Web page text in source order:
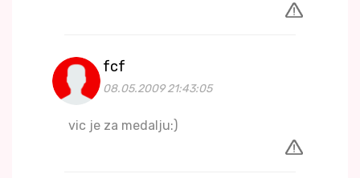
fcf
08.05.2009 21:43:05
vic je za medalju:)